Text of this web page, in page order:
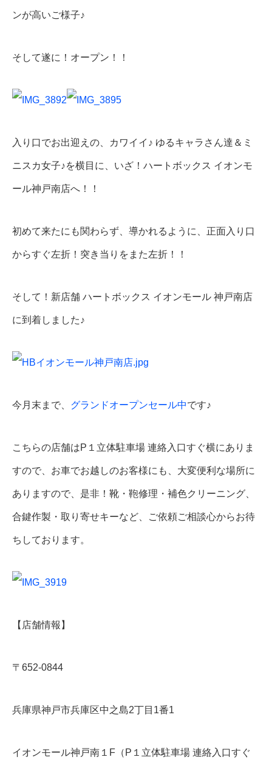
ンが高いご様子♪
そして遂に！オープン！！
入り口でお出迎えの、カワイイ♪ ゆるキャラさん達＆ミ
ニスカ女子♪を横目に、いざ！ハートボックス イオンモ
ール神戸南店へ！！
初めて来たにも関わらず、導かれるように、正面入り口
からすぐ左折！突き当りをまた左折！！
そして！新店舗 ハートボックス イオンモール 神戸南店
に到着しました♪
今月末まで、 グランドオープンセール中です♪
こちらの店舗はP１立体駐車場 連絡入口すぐ横にありま
すので、お車でお越しのお客様にも、大変便利な場所に
ありますので、是非！靴・鞄修理・補色クリーニング、
合鍵作製・取り寄せキーなど、ご依頼ご相談心からお待
ちしております。
【店舗情報】
〒652-0844
兵庫県神戸市兵庫区中之島2丁目1番1
イオンモール神戸南１F（P１立体駐車場 連絡入口すぐ